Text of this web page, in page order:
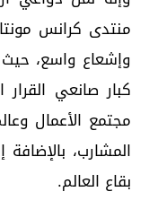
منتدى كرانس
وإشعاع واسع، حيث
كبار صانعي
مجتمع الأعمال
المشارب،
بقاع العالم.